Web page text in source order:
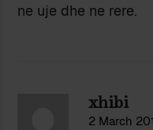
ne uje dhe ne rere.
xhibi
2 March